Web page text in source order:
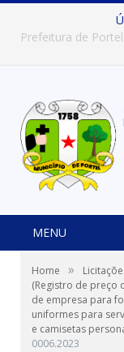
MENU
Home »
(Registro de preço
de empresa para
uniformes para
e camisetas
0006.2023